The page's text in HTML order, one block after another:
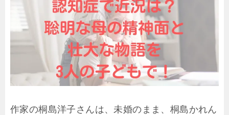
作家の桐島洋子さんは、未婚のまま、桐島かれん